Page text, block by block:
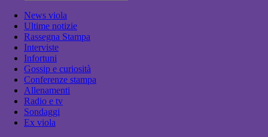
News viola
Ultime notizie
Rassegna Stampa
Interviste
Infortuni
Gossip e curiosità
Conferenze stampa
Allenamenti
Radio e tv
Sondaggi
Ex viola